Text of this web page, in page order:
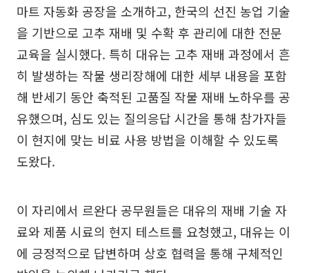
마트 자동화 공장을 소개하고, 한국의 선진 농업 기술
을 기반으로 고추 재배 및 수확 후 관리에 대한 전문
교육을 실시했다. 특히 대유는 고추 재배 과정에서 흔
히 발생하는 작물 생리장해에 대한 세부 내용을 포함
해 반세기 동안 축적된 고품질 작물 재배 노하우를 공
유했으며, 심도 있는 질의응답 시간을 통해 참가자들
이 현지에 맞는 비료 사용 방법을 이해할 수 있도록
도왔다.
이 자리에서 르완다 공무원들은 대유의 재배 기술 자
료와 제품 시료의 현지 테스트를 요청했고, 대유는 이
에 긍정적으로 답변하며 상호 협력을 통해 구체적인